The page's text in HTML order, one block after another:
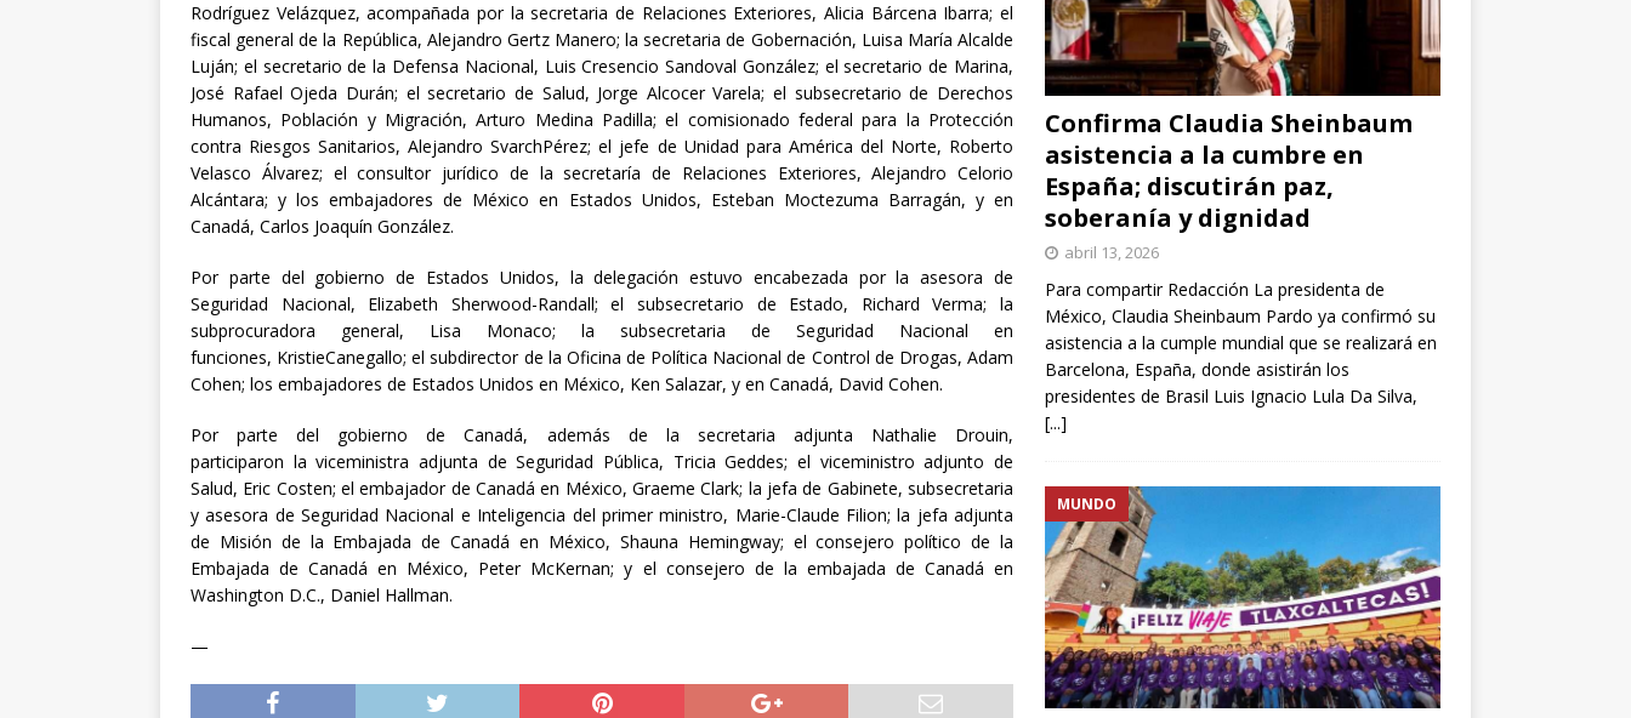
Rodríguez Velázquez, acompañada por la secretaria de Relaciones Exteriores, Alicia Bárcena Ibarra; el
fiscal general de la República, Alejandro Gertz Manero; la secretaria de Gobernación, Luisa María Alcalde
Luján; el secretario de la Defensa Nacional, Luis Cresencio Sandoval González; el secretario de Marina,
José Rafael Ojeda Durán; el secretario de Salud, Jorge Alcocer Varela; el subsecretario de Derechos
Humanos, Población y Migración, Arturo Medina Padilla; el comisionado federal para la Protección
contra Riesgos Sanitarios, Alejandro SvarchPérez; el jefe de Unidad para América del Norte, Roberto
Velasco Álvarez; el consultor jurídico de la secretaría de Relaciones Exteriores, Alejandro Celorio
Alcántara; y los embajadores de México en Estados Unidos, Esteban Moctezuma Barragán, y en
Canadá, Carlos Joaquín González.
Por parte del gobierno de Estados Unidos, la delegación estuvo encabezada por la asesora de
Seguridad Nacional, Elizabeth Sherwood-Randall; el subsecretario de Estado, Richard Verma; la
subprocuradora general, Lisa Monaco; la subsecretaria de Seguridad Nacional en
funciones, KristieCanegallo; el subdirector de la Oficina de Política Nacional de Control de Drogas, Adam
Cohen; los embajadores de Estados Unidos en México, Ken Salazar, y en Canadá, David Cohen.
Por parte del gobierno de Canadá, además de la secretaria adjunta Nathalie Drouin,
participaron la viceministra adjunta de Seguridad Pública, Tricia Geddes; el viceministro adjunto de
Salud, Eric Costen; el embajador de Canadá en México, Graeme Clark; la jefa de Gabinete, subsecretaria
y asesora de Seguridad Nacional e Inteligencia del primer ministro, Marie-Claude Filion; la jefa adjunta
de Misión de la Embajada de Canadá en México, Shauna Hemingway; el consejero político de la
Embajada de Canadá en México, Peter McKernan; y el consejero de la embajada de Canadá en
Washington D.C., Daniel Hallman.
—
Confirma Claudia Sheinbaum
asistencia a la cumbre en
España; discutirán paz,
soberanía y dignidad
abril 13, 2026
Para compartir Redacción La presidenta de
México, Claudia Sheinbaum Pardo ya confirmó su
asistencia a la cumple mundial que se realizará en
Barcelona, España, donde asistirán los
presidentes de Brasil Luis Ignacio Lula Da Silva,
[...]
MUNDO